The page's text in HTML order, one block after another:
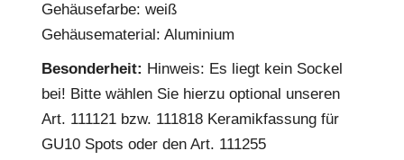
Gehäusefarbe: weiß
Gehäusematerial: Aluminium
Besonderheit: Hinweis: Es liegt kein Sockel
bei! Bitte wählen Sie hierzu optional unseren
Art. 111121 bzw. 111818 Keramikfassung für
GU10 Spots oder den Art. 111255